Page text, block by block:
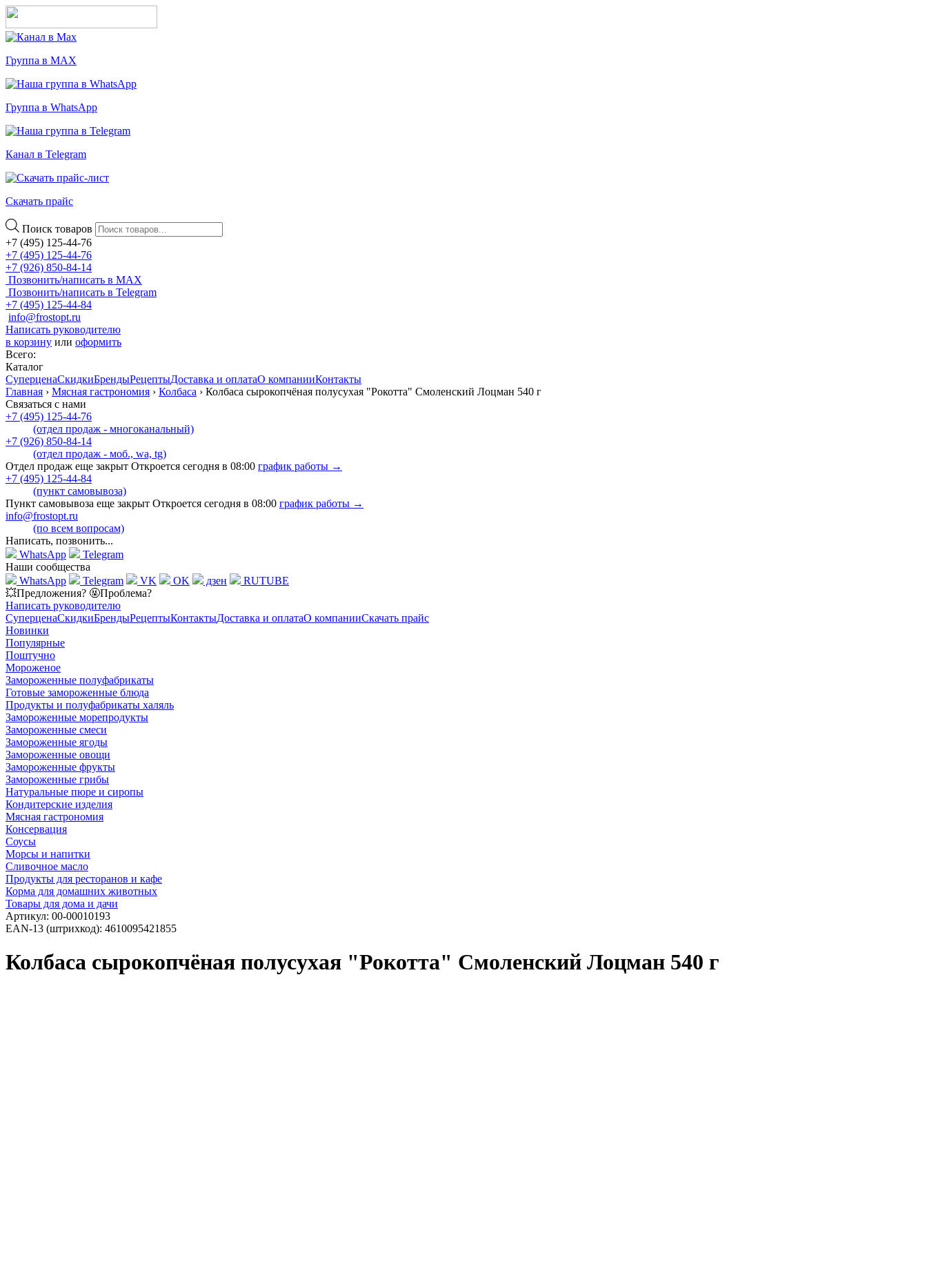
Группа в MAX
Группа в WhatsApp
Канал в Telegram
Скачать прайс
Поиск товаров
+7 (495) 125-44-76
+7 (495) 125-44-76
+7 (926) 850-84-14
Позвонить/написать в MAX
Позвонить/написать в Telegram
+7 (495) 125-44-84
info@frostopt.ru
Написать руководителю
в корзину или оформить
Всего:
Каталог
СуперценаСкидкиБрендыРецептыДоставка и оплатаО компанииКонтакты
Главная › Мясная гастрономия › Колбаса › Колбаса сырокопчёная полусухая "Рокотта" Смоленский Лоцман 540 г
Связаться с нами
+7 (495) 125-44-76
(отдел продаж - многоканальный)
+7 (926) 850-84-14
(отдел продаж - моб., wa, tg)
Отдел продаж еще закрыт Откроется сегодня в 08:00 график работы →
+7 (495) 125-44-84
(пункт самовывоза)
Пункт самовывоза еще закрыт Откроется сегодня в 08:00 график работы →
info@frostopt.ru
(по всем вопросам)
Написать, позвонить...
WhatsApp
Telegram
Наши сообщества
WhatsApp
Telegram VK OK дзен
RUTUBE
💥Предложения? 🤬Проблема?
Написать руководителю
СуперценаСкидкиБрендыРецептыКонтактыДоставка и оплатаО компанииСкачать прайс
Новинки
Популярные
Поштучно
Мороженое
Замороженные полуфабрикаты
Готовые замороженные блюда
Продукты и полуфабрикаты халяль
Замороженные морепродукты
Замороженные смеси
Замороженные ягоды
Замороженные овощи
Замороженные фрукты
Замороженные грибы
Натуральные пюре и сиропы
Кондитерские изделия
Мясная гастрономия
Консервация
Соусы
Морсы и напитки
Сливочное масло
Продукты для ресторанов и кафе
Корма для домашних животных
Товары для дома и дачи
Артикул: 00-00010193
EAN-13 (штрихкод): 4610095421855
Колбаса сырокопчёная полусухая "Рокотта" Смоленский Лоцман 540 г